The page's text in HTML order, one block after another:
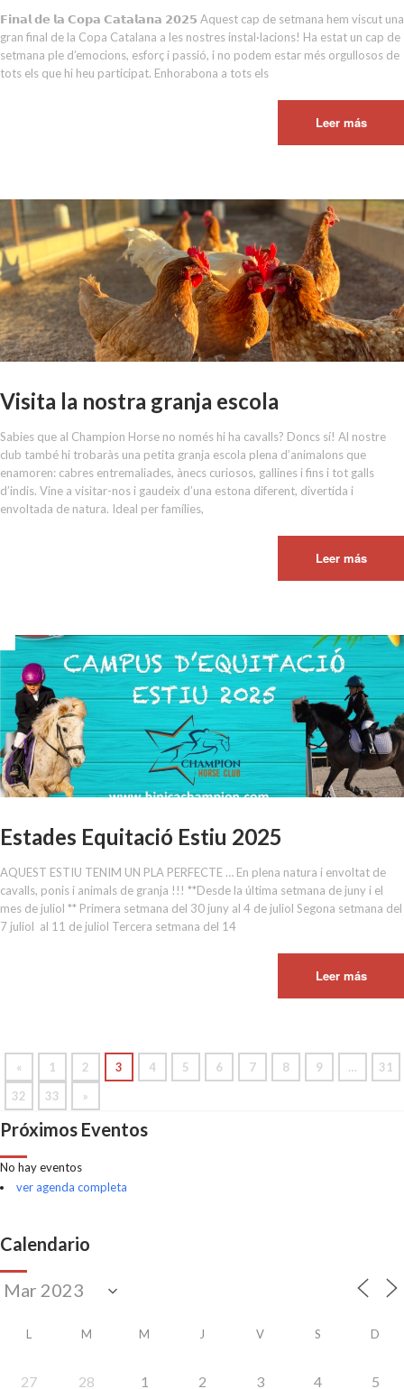
𝗙𝗶𝗻𝗮𝗹 𝗱𝗲 𝗹𝗮 𝗖𝗼𝗽𝗮 𝗖𝗮𝘁𝗮𝗹𝗮𝗻𝗮 𝟮𝟬𝟮𝟱 Aquest cap de setmana hem viscut una
gran final de la Copa Catalana a les nostres instal·lacions! Ha estat un cap de
setmana ple d’emocions, esforç i passió, i no podem estar més orgullosos de
tots els que hi heu participat. Enhorabona a tots els
Leer más
Visita la nostra granja escola
Sabies que al Champion Horse no només hi ha cavalls? Doncs sí! Al nostre
club també hi trobaràs una petita granja escola plena d’animalons que
enamoren: cabres entremaliades, ànecs curiosos, gallines i fins i tot galls
d’indis. Vine a visitar-nos i gaudeix d’una estona diferent, divertida i
envoltada de natura. Ideal per famílies,
Leer más
Estades Equitació Estiu 2025
AQUEST ESTIU TENIM UN PLA PERFECTE … En plena natura i envoltat de
cavalls, ponis i animals de granja !!! **Desde la última setmana de juny i el
mes de juliol ** Primera setmana del 30 juny al 4 de juliol Segona setmana del
7 juliol al 11 de juliol Tercera setmana del 14
Leer más
« 1 2 3 4 5 6 7 8 9 …
31
32
33 »
Próximos Eventos
No hay eventos
ver agenda completa
Calendario
L M M J V S D
27 28 1 2 3 4 5